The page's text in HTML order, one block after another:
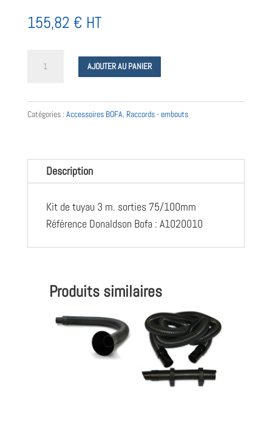
155,82 € HT
de
m.
sorties
A1020010
-
AJOUTER AU PANIER
Catégories : Accessoires BOFA, Raccords - embouts
Description
Kit de tuyau 3 m. sorties 75/100mm
Référence Donaldson Bofa : A1020010
Produits similaires